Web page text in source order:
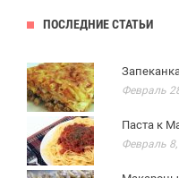
ПОСЛЕДНИЕ СТАТЬИ
Февраль
Паста к
Февраль